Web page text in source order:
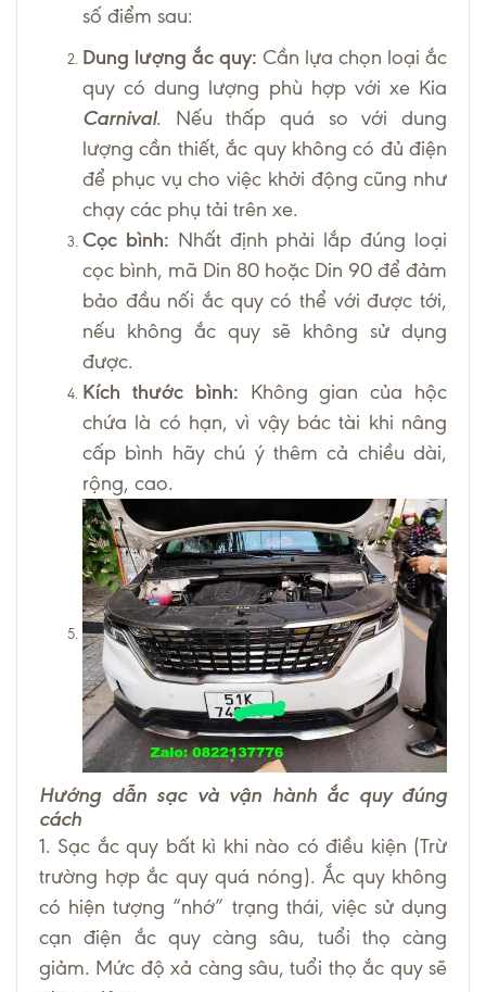
số điểm sau:
Dung lượng ắc quy: Cần lựa chọn loại ắc
quy có dung lượng phù hợp với xe Kia
Carnival. Nếu thấp quá so với dung
lượng cần thiết, ắc quy không có đủ điện
để phục vụ cho việc khởi động cũng như
chạy các phụ tải trên xe.
Cọc bình: Nhất định phải lắp đúng loại
cọc bình, mã Din 80 hoặc Din 90 để đảm
bảo đầu nối ắc quy có thể với được tới,
nếu không ắc quy sẽ không sử dụng
được.
Kích thước bình: Không gian của hộc
chứa là có hạn, vì vậy bác tài khi nâng
cấp bình hãy chú ý thêm cả chiều dài,
rộng, cao.
Hướng dẫn sạc và vận hành ắc quy đúng
cách
1. Sạc ắc quy bất kì khi nào có điều kiện (Trừ
trường hợp ắc quy quá nóng). Ắc quy không
có hiện tượng “nhớ” trạng thái, việc sử dụng
cạn điện ắc quy càng sâu, tuổi thọ càng
giảm. Mức độ xả càng sâu, tuổi thọ ắc quy sẽ